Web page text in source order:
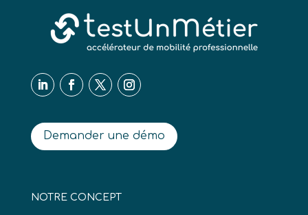
Demander une démo
NOTRE CONCEPT